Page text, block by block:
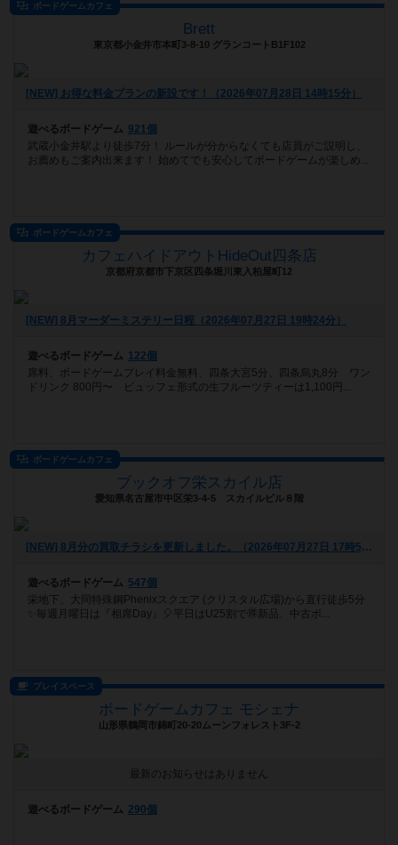
ボードゲームカフェ
Brett
東京都小金井市本町3-8-10 グランコートB1F102
[NEW] お得な料金プランの新設です！（2026年07月28日 14時15分）
遊べるボードゲーム 921個
武蔵小金井駅より徒歩7分！ ルールが分からなくても店員がご説明し、
お薦めもご案内出来ます！ 始めてでも安心してボードゲームが楽しめ...
ボードゲームカフェ
カフェハイドアウトHideOut四条店
京都府京都市下京区四条堀川東入柏屋町12
[NEW] 8月マーダーミステリー日程（2026年07月27日 19時24分）
遊べるボードゲーム 122個
席料、ボードゲームプレイ料金無料、四条大宮5分、四条烏丸8分 ワン
ドリンク 800円〜 ビュッフェ形式の生フルーツティーは1,100円...
ボードゲームカフェ
ブックオフ栄スカイル店
愛知県名古屋市中区栄3-4-5 スカイルビル８階
[NEW] 8月分の買取チラシを更新しました。（2026年07月27日 17時53分）
遊べるボードゲーム 547個
栄地下、大同特殊鋼Phenixスクエア (クリスタル広場)から直行徒歩5分
✨毎週月曜日は『相席Day』🎈平日はU25割で🉐新品、中古ボ...
プレイスペース
ボードゲームカフェ モシェナ
山形県鶴岡市錦町20-20ムーンフォレスト3F-2
最新のお知らせはありません
遊べるボードゲーム 290個